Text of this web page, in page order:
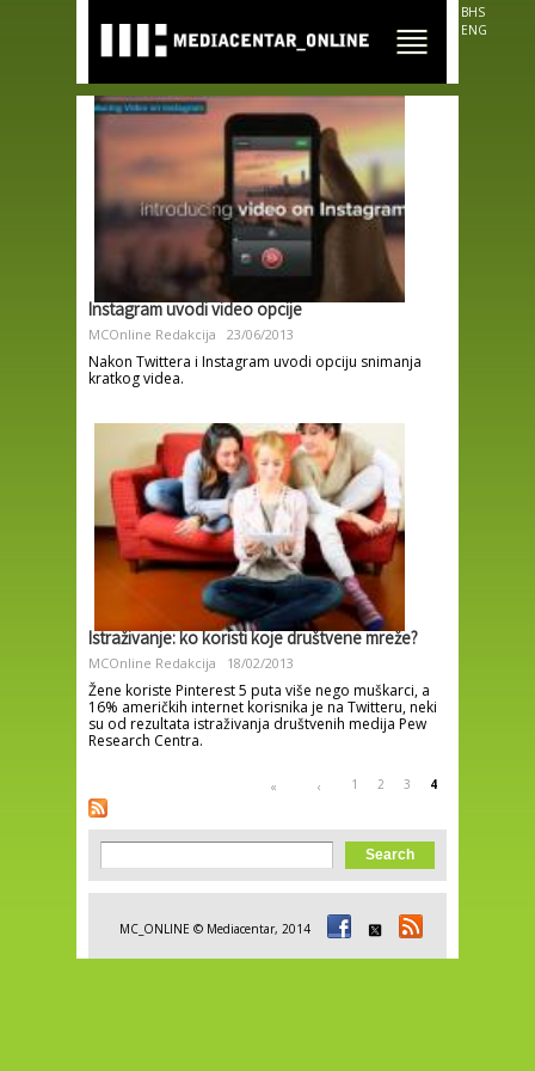
main
content
BHS
ENG
Instagram uvodi video opcije
MCOnline Redakcija 23/06/2013
Nakon Twittera i Instagram uvodi opciju snimanja
kratkog videa.
Istraživanje: ko koristi koje društvene mreže?
MCOnline Redakcija 18/02/2013
Žene koriste Pinterest 5 puta više nego muškarci, a
16% američkih internet korisnika je na Twitteru, neki
su od rezultata istraživanja društvenih medija Pew
Research Centra.
Pages « ‹ 1 2 3 4
Search form
Search
MC_ONLINE © Mediacentar, 2014